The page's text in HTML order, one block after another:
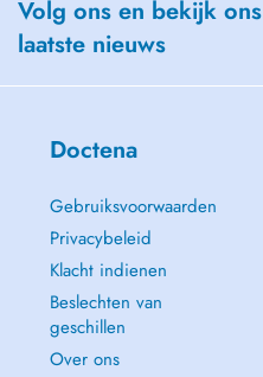
Volg ons en bekijk ons
laatste nieuws
Doctena
Gebruiksvoorwaarden
Privacybeleid
Klacht indienen
Beslechten van
geschillen
Over ons